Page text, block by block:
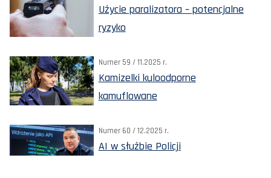
Użycie paralizatora – potencjalne
ryzyko
Numer 59 / 11.2025 r.
Kamizelki kuloodporne
kamuflowane
Numer 60 / 12.2025 r.
AI w służbie Policji